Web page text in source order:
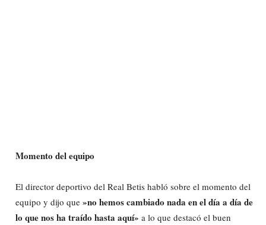
Momento del equipo
El director deportivo del Real Betis habló sobre el momento del
equipo y dijo que »no hemos cambiado nada en el día a día de
lo que nos ha traído hasta aquí» a lo que destacó el buen